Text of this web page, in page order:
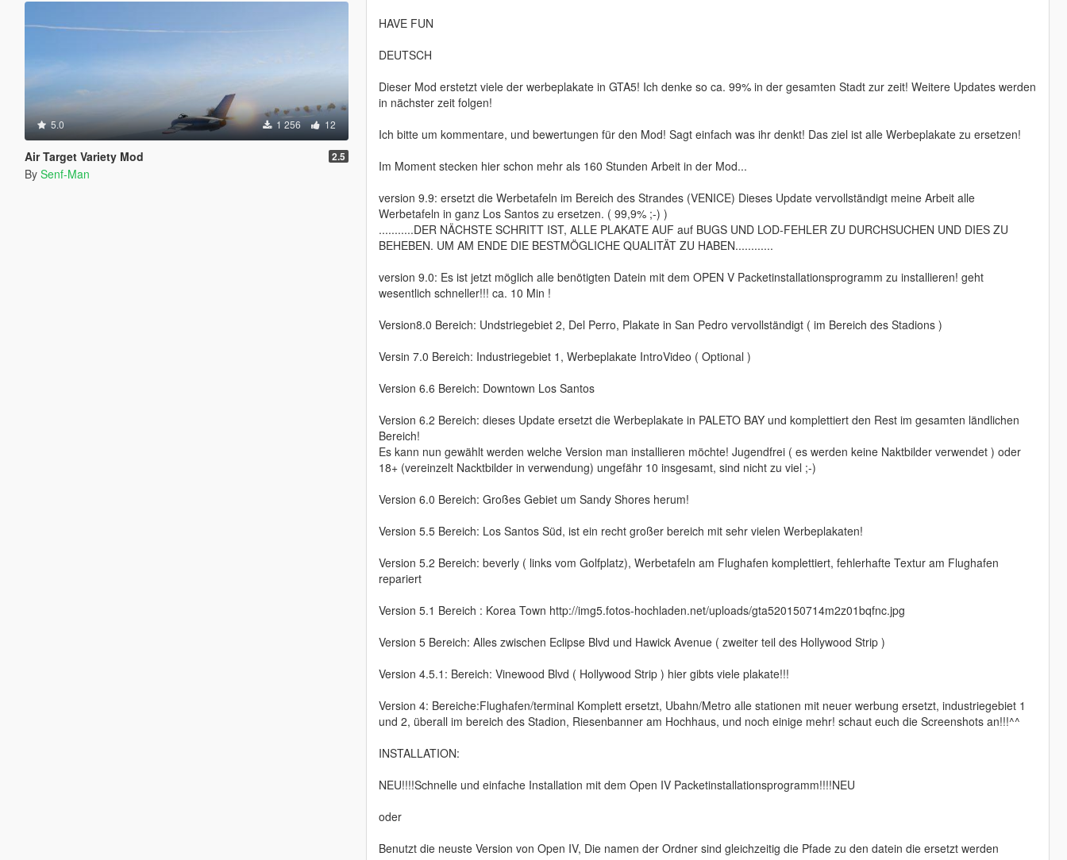
5.0 1 256 12
Air Target Variety Mod 2.5
By Senf-Man
HAVE FUN
DEUTSCH
Dieser Mod erstetzt viele der werbeplakate in GTA5! Ich denke so ca. 99% in der gesamten Stadt zur zeit! Weitere Updates werden
in nächster zeit folgen!
Ich bitte um kommentare, und bewertungen für den Mod! Sagt einfach was ihr denkt! Das ziel ist alle Werbeplakate zu ersetzen!
Im Moment stecken hier schon mehr als 160 Stunden Arbeit in der Mod...
version 9.9: ersetzt die Werbetafeln im Bereich des Strandes (VENICE) Dieses Update vervollständigt meine Arbeit alle
Werbetafeln in ganz Los Santos zu ersetzen. ( 99,9% ;-) )
...........DER NÄCHSTE SCHRITT IST, ALLE PLAKATE AUF auf BUGS UND LOD-FEHLER ZU DURCHSUCHEN UND DIES ZU
BEHEBEN. UM AM ENDE DIE BESTMÖGLICHE QUALITÄT ZU HABEN............
version 9.0: Es ist jetzt möglich alle benötigten Datein mit dem OPEN V Packetinstallationsprogramm zu installieren! geht
wesentlich schneller!!! ca. 10 Min !
Version8.0 Bereich: Undstriegebiet 2, Del Perro, Plakate in San Pedro vervollständigt ( im Bereich des Stadions )
Versin 7.0 Bereich: Industriegebiet 1, Werbeplakate IntroVideo ( Optional )
Version 6.6 Bereich: Downtown Los Santos
Version 6.2 Bereich: dieses Update ersetzt die Werbeplakate in PALETO BAY und komplettiert den Rest im gesamten ländlichen
Bereich!
Es kann nun gewählt werden welche Version man installieren möchte! Jugendfrei ( es werden keine Naktbilder verwendet ) oder
18+ (vereinzelt Nacktbilder in verwendung) ungefähr 10 insgesamt, sind nicht zu viel ;-)
Version 6.0 Bereich: Großes Gebiet um Sandy Shores herum!
Version 5.5 Bereich: Los Santos Süd, ist ein recht großer bereich mit sehr vielen Werbeplakaten!
Version 5.2 Bereich: beverly ( links vom Golfplatz), Werbetafeln am Flughafen komplettiert, fehlerhafte Textur am Flughafen
repariert
Version 5.1 Bereich : Korea Town http://img5.fotos-hochladen.net/uploads/gta520150714m2z01bqfnc.jpg
Version 5 Bereich: Alles zwischen Eclipse Blvd und Hawick Avenue ( zweiter teil des Hollywood Strip )
Version 4.5.1: Bereich: Vinewood Blvd ( Hollywood Strip ) hier gibts viele plakate!!!
Version 4: Bereiche:Flughafen/terminal Komplett ersetzt, Ubahn/Metro alle stationen mit neuer werbung ersetzt, industriegebiet 1
und 2, überall im bereich des Stadion, Riesenbanner am Hochhaus, und noch einige mehr! schaut euch die Screenshots an!!!^^
INSTALLATION:
NEU!!!!Schnelle und einfache Installation mit dem Open IV Packetinstallationsprogramm!!!!NEU
oder
Benutzt die neuste Version von Open IV, Die namen der Ordner sind gleichzeitig die Pfade zu den datein die ersetzt werden